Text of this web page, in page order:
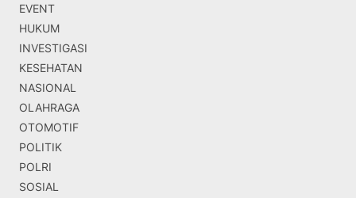
EVENT
HUKUM
INVESTIGASI
KESEHATAN
NASIONAL
OLAHRAGA
OTOMOTIF
POLITIK
POLRI
SOSIAL